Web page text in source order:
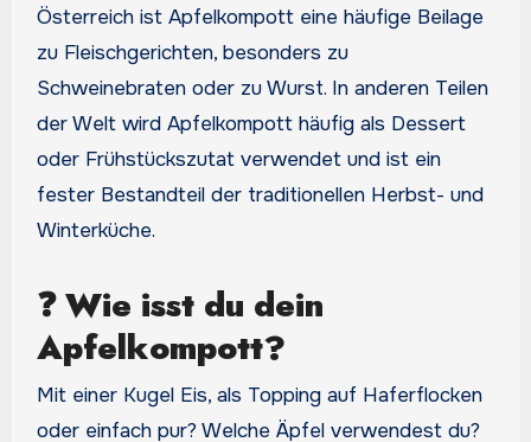
Österreich ist Apfelkompott eine häufige Beilage
zu Fleischgerichten, besonders zu
Schweinebraten oder zu Wurst. In anderen Teilen
der Welt wird Apfelkompott häufig als Dessert
oder Frühstückszutat verwendet und ist ein
fester Bestandteil der traditionellen Herbst- und
Winterküche.
❓Wie isst du dein
Apfelkompott?
Mit einer Kugel Eis, als Topping auf Haferflocken
oder einfach pur? Welche Äpfel verwendest du?